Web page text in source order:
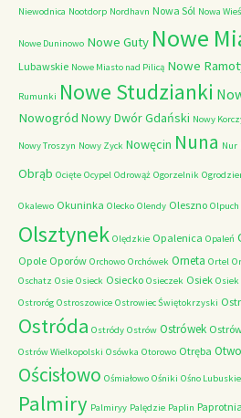
Niewodnica Nootdorp Nordhavn Nowa Sól Nowa
Nowe Duninowo Nowe Guty Nowe
Lubawskie Nowe Miasto nad Pilicą Nowe
Rumunki Nowe Studzianki
Nowogród Nowy Dwór Gdański Nowy
Nowy Troszyn Nowy Zyck Nowęcin Nuna Nur
Obrąb Ocięte Ocypel Odrowąż Ogorzelnik
Okalewo Okuninka Olecko Olendy Oleszno Olpuch
Olsztynek Olędzkie Opalenica Opaleń
Opole Oporów Orchowo Orchówek Orneta Ortel
Oschatz Osie Osieck Osiecko Osieczek Osiek Osiek
Ostroróg Ostroszowice Ostrowiec Świętokrzyski
Ostróda Ostródy Ostrów Ostrówek
Ostrów Wielkopolski Osówka Otorowo Otręba
Ościsłowo Ośmiałowo Ośniki Ośno Lubuskie
Palmiry Palmiryy Palędzie Paplin Paprotnia